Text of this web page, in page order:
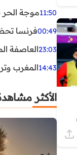
11:50موجة الحر في
00:49فرنسا
23:03العاصفة
14:43المغرب
الأكثر